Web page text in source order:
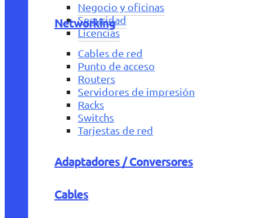
Negocio y oficinas
Seguridad
Licencias
Networking
Cables de red
Punto de acceso
Routers
Servidores de impresión
Racks
Switchs
Tarjestas de red
Adaptadores / Conversores
Cables